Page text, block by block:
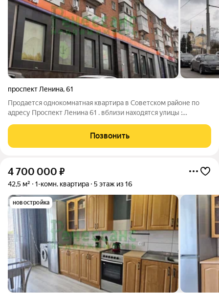
проспект Ленина,61
Продается однокомнатная квартира в Советском районе по
адресу Проспект Ленина 61 . вблизи находятся улицы :
выходят во двор, отличный
Позвонить
4 700 000 ₽
42,5 м² 1-комн. квартира 5 этаж из 16
новостройка